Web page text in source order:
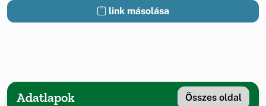
link másolása
Adatlapok Összes oldal